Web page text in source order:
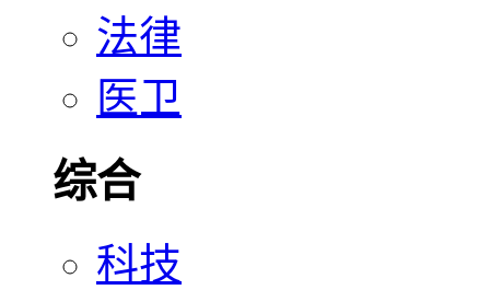
法律
医卫
综合
科技